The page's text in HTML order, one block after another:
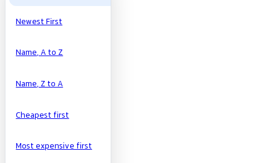
Newest First
Name, A to Z
Name, Z to A
Cheapest first
Most expensive first